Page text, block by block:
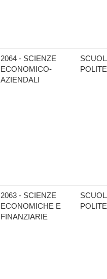
2064 - SCIENZE
ECONOMICO-
AZIENDALI
2063 - SCIENZE
ECONOMICHE E
FINANZIARIE